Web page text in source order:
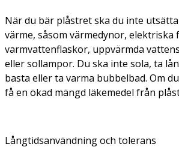
När du bär plåstret ska du inte
värme, såsom värmedynor, elektriska
varmvattenflaskor, uppvärmda
eller sollampor. Du ska inte sola, ta
basta eller ta varma bubbelbad. Om
få en ökad mängd läkemedel från
Långtidsanvändning och tolerans